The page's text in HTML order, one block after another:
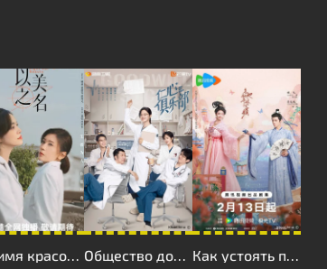
Во имя красоты Общество доброй воли Как устоять перед её очарованием